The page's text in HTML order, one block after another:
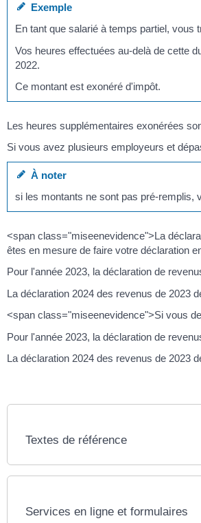
Exemple
En tant que salarié à temps partiel, vous
Vos heures effectuées au-delà de cette
2022.
Ce montant est exonéré d'impôt.
Les heures supplémentaires exonérées
Si vous avez plusieurs employeurs et
À noter
si les montants ne sont pas pré-remplis,
<span class="miseenevidence">La
êtes en mesure de faire votre déclaration
Pour l'année 2023, la déclaration de
La déclaration 2024 des revenus de 2023
<span class="miseenevidence">Si vous
Pour l'année 2023, la déclaration de
La déclaration 2024 des revenus de 2023
Textes de référence
Services en ligne et formulaires